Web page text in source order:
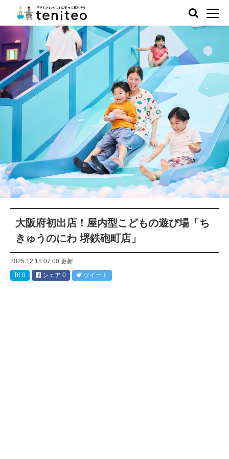
大阪府初出店！屋内型こどもの遊び場「ち
きゅうのにわ 堺鉄砲町店」
2025.12.18 07:00 更新
0
シェア 0 ツイート